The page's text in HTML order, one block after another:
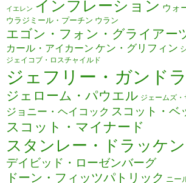
イエレン インフレーション ウォ
ウラジミール・プーチン ウラン
エゴン・フォン・グライアー
カール・アイカーン ケン・グリフィン
ジェイコブ・ロスチャイルド
ジェフリー・ガンド
ジェローム・パウエル ジェームズ
ジョニー・ヘイコック スコット・ベ
スコット・マイナード
スタンレー・ドラッケ
デイビッド・ローゼンバーグ
ドーン・フィッツパトリック ニー